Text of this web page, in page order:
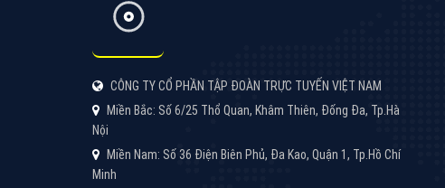
CÔNG TY CỔ PHẦN TẬP ĐOÀN TRỰC TUYẾN VIỆT NAM
Miền Bắc: Số 6/25 Thổ Quan, Khâm Thiên, Đống Đa, Tp.Hà
Nội
Miền Nam: Số 36 Điện Biên Phủ, Đa Kao, Quận 1, Tp.Hồ Chí
Minh